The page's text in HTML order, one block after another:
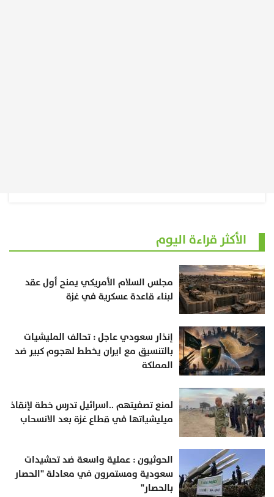
الأكثر قراءة اليوم
مجلس السلام الأمريكي يمنح أول عقد
لبناء قاعدة عسكرية في غزة
إنذار سعودي عاجل : تحالف المليشيات
بالتنسيق مع ايران يخطط لهجوم كبير ضد
المملكة
لمنع تصفيتهم ..اسرائيل تدرس خطة لإنقاذ
ميليشياتها في قطاع غزة بعد الانسحاب
الحوثيون : عملية واسعة ضد تحشيدات
سعودية ومستمرون في معادلة "الحصار
بالحصار"